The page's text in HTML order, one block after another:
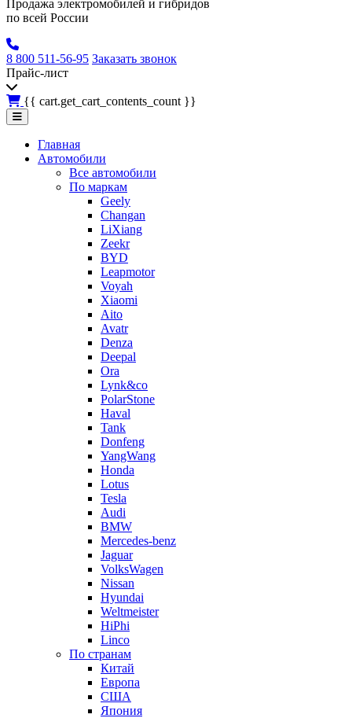
Продажа электромобилей и гибридов
по всей России
8 800 511-56-95 Заказать звонок
Прайс-лист
{{ cart.get_cart_contents_count }}
Главная
Автомобили
Все автомобили
По маркам
Geely
Changan
LiXiang
Zeekr
BYD
Leapmotor
Voyah
Xiaomi
Aito
Avatr
Denza
Deepal
Ora
Lynk&co
PolarStone
Haval
Tank
Donfeng
YangWang
Honda
Lotus
Tesla
Audi
BMW
Mercedes-benz
Jaguar
VolksWagen
Nissan
Hyundai
Weltmeister
HiPhi
Linco
По странам
Китай
Европа
США
Япония